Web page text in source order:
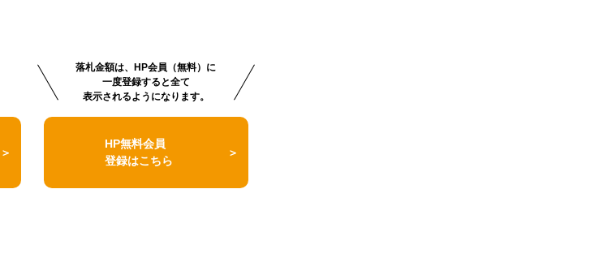
落札金額は、HP会員（無料）に
一度登録すると全て
表示されるようになります。
HP無料会員
登録はこちら